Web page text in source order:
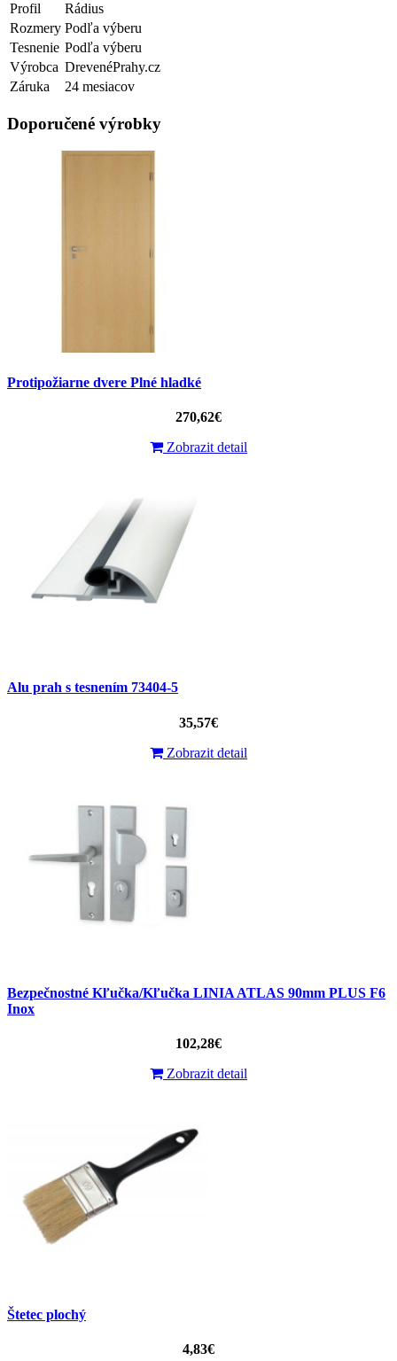
Profil
Rádius
Rozmery Podľa výberu
Tesnenie Podľa výberu
Výrobca DrevenéPrahy.cz
Záruka
24 mesiacov
Doporučené výrobky
Protipožiarne dvere Plné hladké
270,62€
Zobrazit detail
Alu prah s tesnením 73404-5
35,57€
Zobrazit detail
Bezpečnostné Kľučka/Kľučka LINIA ATLAS 90mm PLUS F6
Inox
102,28€
Zobrazit detail
Štetec plochý
4,83€